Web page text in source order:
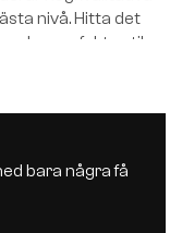
nivå. Hitta det
den perfekta stilen
bara några få